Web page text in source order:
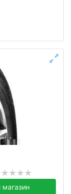
магазин